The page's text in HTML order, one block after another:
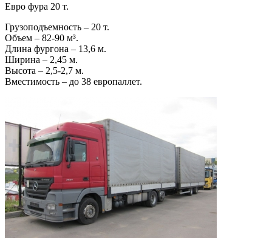
Евро фура 20 т.
Грузоподъемность – 20 т.
Объем – 82-90 м³.
Длина фургона – 13,6 м.
Ширина – 2,45 м.
Высота – 2,5-2,7 м.
Вместимость – до 38 европаллет.